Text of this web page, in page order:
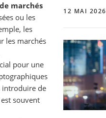
marchés
ou les
les
les marchés
pour une
introduire de
souvent
12 MAI 2026